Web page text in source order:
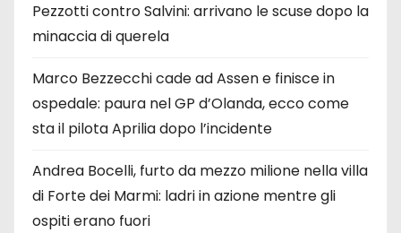
Pezzotti contro Salvini: arrivano le scuse dopo la
minaccia di querela
Marco Bezzecchi cade ad Assen e finisce in
ospedale: paura nel GP d’Olanda, ecco come
sta il pilota Aprilia dopo l’incidente
Andrea Bocelli, furto da mezzo milione nella villa
di Forte dei Marmi: ladri in azione mentre gli
ospiti erano fuori